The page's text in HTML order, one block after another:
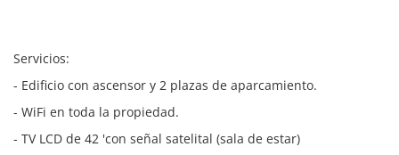
Servicios:
- Edificio con ascensor y 2 plazas de aparcamiento.
- WiFi en toda la propiedad.
- TV LCD de 42 'con señal satelital (sala de estar)